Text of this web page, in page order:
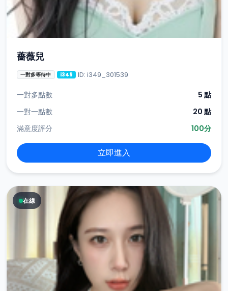
薔薇兒
一對多等待中 i349 ID: i349_301539
一對多點數
5 點
一對一點數
20 點
滿意度評分
100分
立即進入
在線